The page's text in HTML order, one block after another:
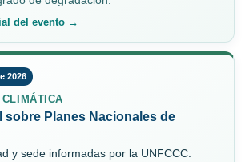
del evento →
2026
CLIMÁTICA
sobre Planes Nacionales de
y sede informadas por la UNFCCC.